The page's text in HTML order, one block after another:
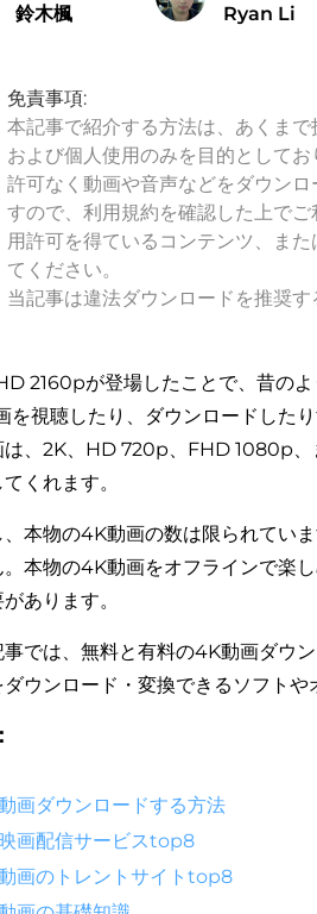
鈴木楓 Ryan Li
免責事項:
本記事で紹介する方法は、あくま
および個人使用のみを目的としてお
許可なく動画や音声などをダウン
すので、利用規約を確認した上で
用許可を得ているコンテンツ、ま
てください。
当記事は違法ダウンロードを推奨す
2160pが登場したことで、昔のよ
を視聴したり、ダウンロードした
は、2K、HD 720p、FHD 1080p、
くれます。
、本物の4K動画の数は限られてい
。本物の4K動画をオフラインで楽
あります。
事では、無料と有料の4K動画ダウ
ウンロード・変換できるソフトや
画ダウンロードする方法
画配信サービスtop8
画のトレントサイトtop8